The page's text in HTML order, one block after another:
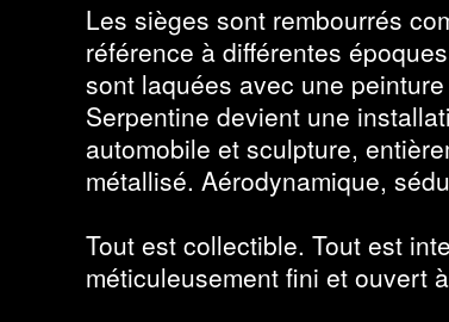
Les sièges sont rembourrés
référence à différentes
sont laquées avec une
Serpentine devient une
automobile et sculpture,
métallisé. Aérodynamique,
Tout est collectible. Tout est
méticuleusement fini et ouvert